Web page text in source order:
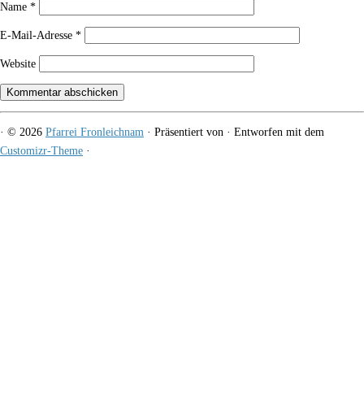
Name *
E-Mail-Adresse *
Website
· © 2026 Pfarrei Fronleichnam · Präsentiert von · Entworfen mit dem
Customizr-Theme ·